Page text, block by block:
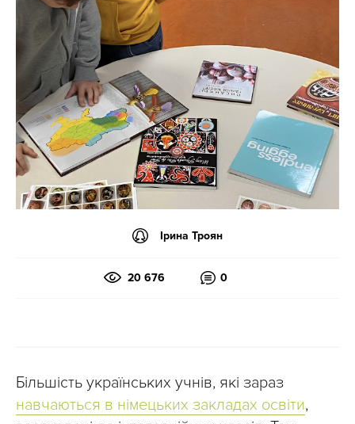
Ірина Троян
20 676 0
Більшість українських учнів, які зараз
навчаються в німецьких закладах освіти,